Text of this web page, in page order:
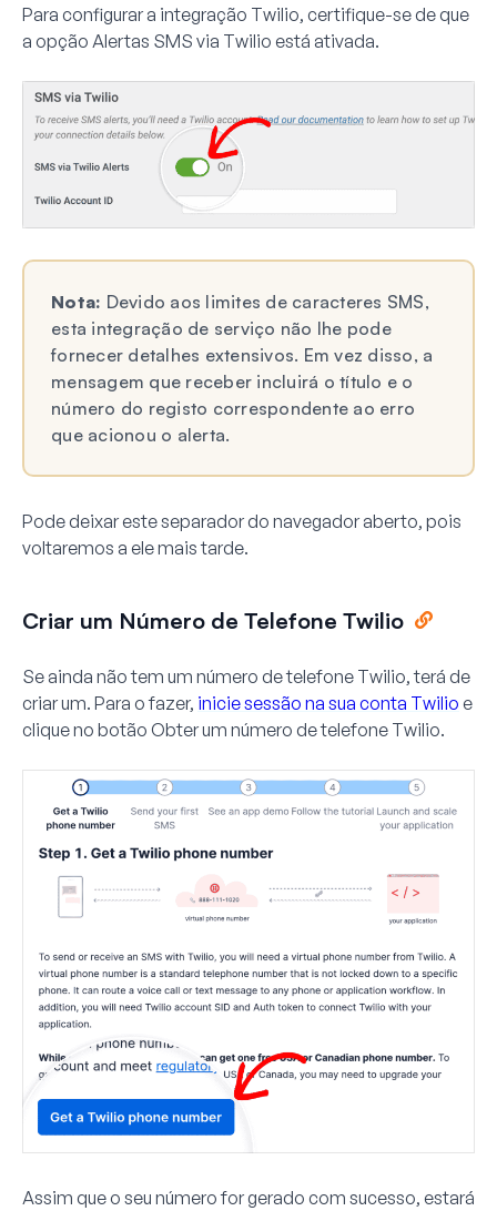
Para configurar a integração Twilio, certifique-se de que
a opção Alertas SMS via Twilio está ativada.
Nota: Devido aos limites de caracteres SMS,
esta integração de serviço não lhe pode
fornecer detalhes extensivos. Em vez disso, a
mensagem que receber incluirá o título e o
número do registo correspondente ao erro
que acionou o alerta.
Pode deixar este separador do navegador aberto, pois
voltaremos a ele mais tarde.
Criar um Número de Telefone Twilio
Se ainda não tem um número de telefone Twilio, terá de
criar um. Para o fazer, inicie sessão na sua conta Twilio e
clique no botão Obter um número de telefone Twilio.
Assim que o seu número for gerado com sucesso, estará